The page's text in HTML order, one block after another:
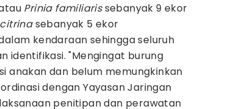
Prinia familiarissebanyak 9 ekor
sebanyak 5 ekor
kendaraan sehingga seluruh
identifikasi. "Mengingat burung
anakan dan belum memungkinkan
dengan Yayasan Jaringan
penitipan dan perawatan